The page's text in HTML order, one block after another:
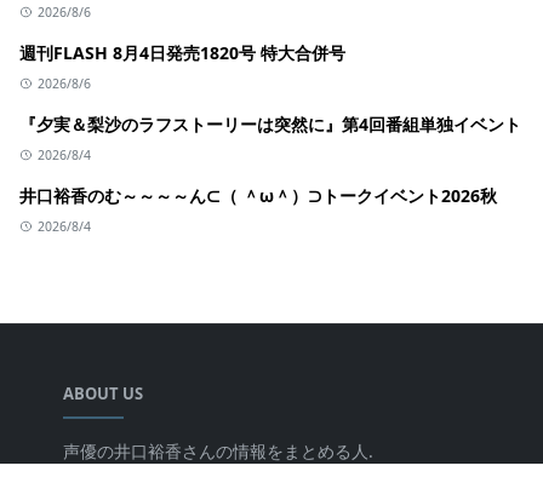
2026/8/6
週刊FLASH 8月4日発売1820号 特大合併号
2026/8/6
『夕実＆梨沙のラフストーリーは突然に』第4回番組単独イベント
2026/8/4
井口裕香のむ～～～～ん⊂（ ＾ω＾）⊃トークイベント2026秋
2026/8/4
ABOUT US
声優の井口裕香さんの情報をまとめる人.